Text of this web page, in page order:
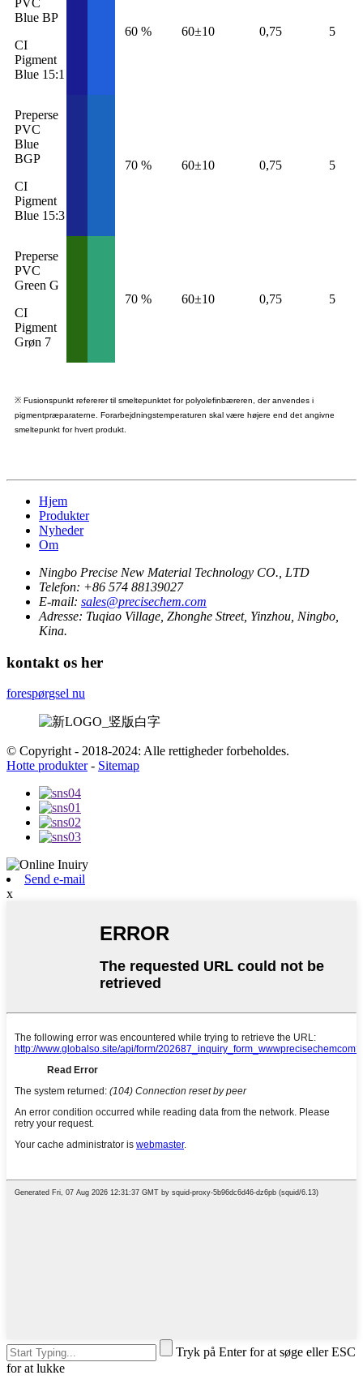
PVC
Blue BP
CI
Pigment
Blue 15:1
60 % 60±10 0,75 5
Preperse
PVC
Blue
BGP
CI
Pigment
Blue 15:3
70 % 60±10 0,75 5
Preperse
PVC
Green G
CI
Pigment
Grøn 7
70 % 60±10 0,75 5
※ Fusionspunkt refererer til smeltepunktet for polyolefinbæreren, der anvendes i
pigmentpræparaterne. Forarbejdningstemperaturen skal være højere end det angivne
smeltepunkt for hvert produkt.
Hjem
Produkter
Nyheder
Om
Ningbo Precise New Material Technology CO., LTD
Telefon: +86 574 88139027
E-mail: sales@precisechem.com
Adresse: Tuqiao Village, Zhonghe Street, Yinzhou, Ningbo,
Kina.
kontakt os her
forespørgsel nu
© Copyright - 2018-2024: Alle rettigheder forbeholdes.
Hotte produkter- Sitemap
Send e-mail
x
Tryk på Enter for at søge eller ESC
for at lukke